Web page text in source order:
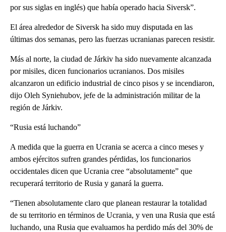
por sus siglas en inglés) que había operado hacia Siversk”.
El área alrededor de Siversk ha sido muy disputada en las
últimas dos semanas, pero las fuerzas ucranianas parecen resistir.
Más al norte, la ciudad de Járkiv ha sido nuevamente alcanzada
por misiles, dicen funcionarios ucranianos. Dos misiles
alcanzaron un edificio industrial de cinco pisos y se incendiaron,
dijo Oleh Syniehubov, jefe de la administración militar de la
región de Járkiv.
“Rusia está luchando”
A medida que la guerra en Ucrania se acerca a cinco meses y
ambos ejércitos sufren grandes pérdidas, los funcionarios
occidentales dicen que Ucrania cree “absolutamente” que
recuperará territorio de Rusia y ganará la guerra.
“Tienen absolutamente claro que planean restaurar la totalidad
de su territorio en términos de Ucrania, y ven una Rusia que está
luchando, una Rusia que evaluamos ha perdido más del 30% de